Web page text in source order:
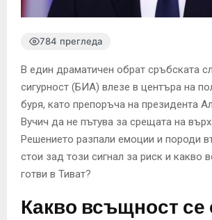
784 прегледа
В един драматичен обрат сръбската
сигурност (БИА) влезе в центъра на
буря, като препоръча на президента
Вучич да не пътува за срещата на
Решението разпали емоции и породи
стои зад този сигнал за риск и какво
готви в Тиват?
Какво всъщност се